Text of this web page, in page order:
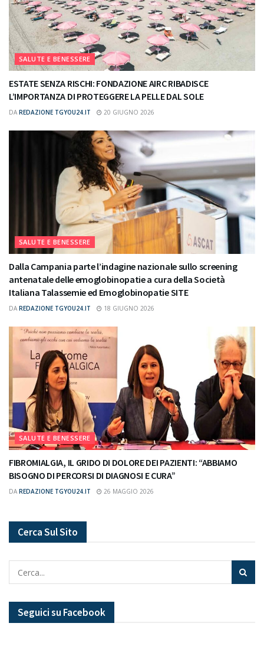
SALUTE E BENESSERE
ESTATE SENZA RISCHI: FONDAZIONE AIRC RIBADISCE
L’IMPORTANZA DI PROTEGGERE LA PELLE DAL SOLE
DA REDAZIONE TGYOU24.IT 20 GIUGNO 2026
SALUTE E BENESSERE
Dalla Campania parte l’indagine nazionale sullo screening
antenatale delle emoglobinopatie a cura della Società
Italiana Talassemie ed Emoglobinopatie SITE
DA REDAZIONE TGYOU24.IT 18 GIUGNO 2026
SALUTE E BENESSERE
FIBROMIALGIA, IL GRIDO DI DOLORE DEI PAZIENTI: “ABBIAMO
BISOGNO DI PERCORSI DI DIAGNOSI E CURA”
DA REDAZIONE TGYOU24.IT 26 MAGGIO 2026
Cerca Sul Sito
Seguici su Facebook